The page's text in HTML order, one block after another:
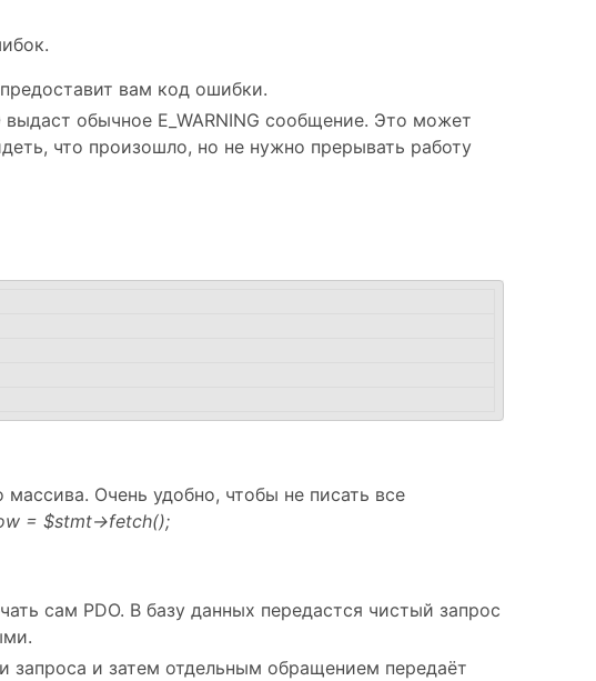
вам код ошибки.
обычное E_WARNING сообщение. Это может
что произошло, но не нужно прерывать работу
Очень удобно, чтобы не писать все
= $stmt->fetch();
сам PDO. В базу данных передастся чистый запрос
и затем отдельным обращением передаёт